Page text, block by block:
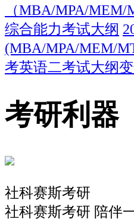
（MBA/MPA/
综合能力考试大纲
(MBA/MPA/MEM/
考英语二考试大纲变
考研利器
社科赛斯考研
社科赛斯考研 陪伴